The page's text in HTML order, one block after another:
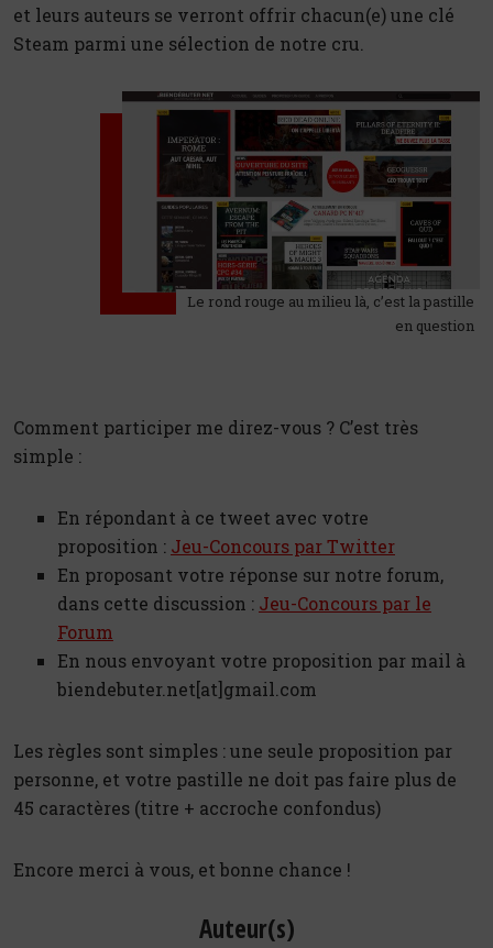
et leurs auteurs se verront offrir chacun(e) une clé
Steam parmi une sélection de notre cru.
Le rond rouge au milieu là, c’est la pastille
en question
Comment participer me direz-vous ? C’est très
simple :
En répondant à ce tweet avec votre
proposition : Jeu-Concours par Twitter
En proposant votre réponse sur notre forum,
dans cette discussion : Jeu-Concours par le
Forum
En nous envoyant votre proposition par mail à
biendebuter.net[at]gmail.com
Les règles sont simples : une seule proposition par
personne, et votre pastille ne doit pas faire plus de
45 caractères (titre + accroche confondus)
Encore merci à vous, et bonne chance !
Auteur(s)